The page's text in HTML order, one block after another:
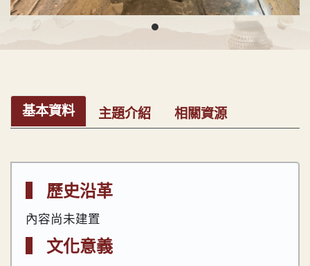
基本資料 主題介紹 相關資源
▍ 歷史沿革
內容尚未建置
▍ 文化意義